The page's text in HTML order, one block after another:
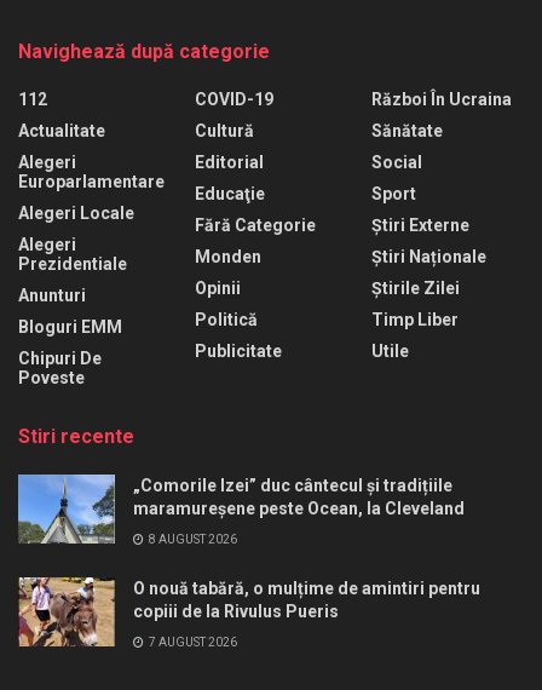
Navighează după categorie
112
Actualitate
Alegeri
Europarlamentare
Alegeri Locale
Alegeri
Prezidentiale
Anunturi
Bloguri EMM
Chipuri De
Poveste
COVID-19
Cultură
Editorial
Educaţie
Fără Categorie
Monden
Opinii
Politică
Publicitate
Război În Ucraina
Sănătate
Social
Sport
Știri Externe
Știri Naționale
Știrile Zilei
Timp Liber
Utile
Stiri recente
„Comorile Izei” duc cântecul și tradițiile
maramureșene peste Ocean, la Cleveland
8 AUGUST 2026
O nouă tabără, o mulțime de amintiri pentru
copiii de la Rivulus Pueris
7 AUGUST 2026